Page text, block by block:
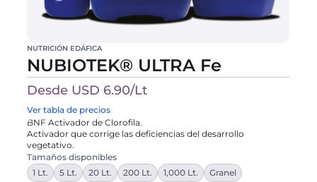
NUTRICIÓN EDÁFICA
NUBIOTEK® ULTRA Fe
Desde USD 6.90/Lt
Ver tabla de precios
BNF Activador de Clorofila.
Activador que corrige las deficiencias del desarrollo
vegetativo.
Tamaños disponibles
1 Lt.
5 Lt. 20 Lt. 200 Lt. 1,000 Lt. Granel